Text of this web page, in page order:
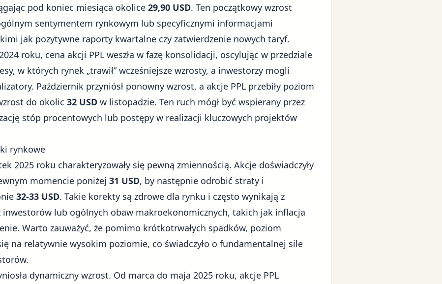
pod koniec miesiąca okolice 29,90 USD. Ten początkowy wzrost
sentymentem rynkowym lub specyficznymi informacjami
jak pozytywne raporty kwartalne czy zatwierdzenie nowych taryf.
roku, cena akcji PPL weszła w fazę konsolidacji, oscylując w przedziale
w których rynek „trawił” wcześniejsze wzrosty, a inwestorzy mogli
Październik przyniósł ponowny wzrost, a akcje PPL przebiły poziom
do okolic 32 USD w listopadzie. Ten ruch mógł być wspierany przez
stóp procentowych lub postępy w realizacji kluczowych projektów
rynkowe
2025 roku charakteryzowały się pewną zmiennością. Akcje doświadczyły
momencie poniżej 31 USD, by następnie odrobić straty i
32-33 USD. Takie korekty są zdrowe dla rynku i często wynikają z
inwestorów lub ogólnych obaw makroekonomicznych, takich jak inflacja
Warto zauważyć, że pomimo krótkotrwałych spadków, poziom
na relatywnie wysokim poziomie, co świadczyło o fundamentalnej sile
dynamiczny wzrost. Od marca do maja 2025 roku, akcje PPL